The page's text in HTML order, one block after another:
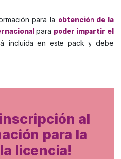
para la obtención de la
para poder impartir el
incluida en este pack y debe
al
para la
licencia!